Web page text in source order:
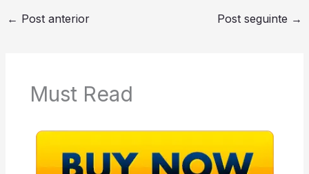
← Post anterior Post seguinte →
Must Read